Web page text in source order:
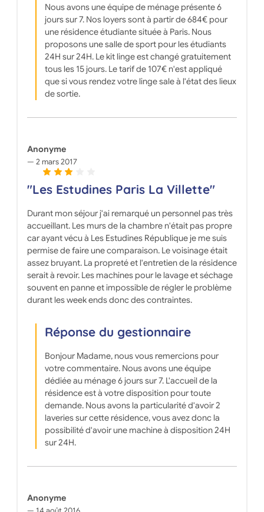
Nous avons une équipe de ménage présente 6
jours sur 7. Nos loyers sont à partir de 684€ pour
une résidence étudiante située à Paris. Nous
proposons une salle de sport pour les étudiants
24H sur 24H. Le kit linge est changé gratuitement
tous les 15 jours. Le tarif de 107€ n'est appliqué
que si vous rendez votre linge sale à l'état des lieux
de sortie.
Anonyme
2 mars 2017
"Les Estudines Paris La Villette"
Durant mon séjour j'ai remarqué un personnel pas très
accueillant. Les murs de la chambre n'était pas propre
car ayant vécu à Les Estudines République je me suis
permise de faire une comparaison. Le voisinage était
assez bruyant. La propreté et l'entretien de la résidence
serait à revoir. Les machines pour le lavage et séchage
souvent en panne et impossible de régler le problème
durant les week ends donc des contraintes.
Réponse du gestionnaire
Bonjour Madame, nous vous remercions pour
votre commentaire. Nous avons une équipe
dédiée au ménage 6 jours sur 7. L'accueil de la
résidence est à votre disposition pour toute
demande. Nous avons la particularité d'avoir 2
laveries sur cette résidence, vous avez donc la
possibilité d'avoir une machine à disposition 24H
sur 24H.
Anonyme